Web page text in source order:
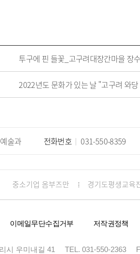
투구에 핀 들꽃_고구려대장간마을 장
2022년도 문화가 있는 날 "고구려 와
술과 전화번호 031-550-8359
중소기업 옴부즈만 경기도평생교육
이메일무단수집거부 저작권정책
시 우미내길 41 TEL. 031-550-2363